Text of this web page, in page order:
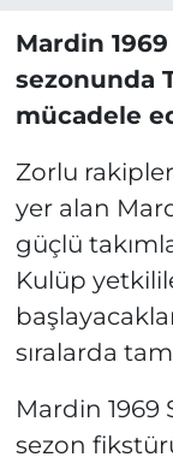
Mardin
sezonunda
mücadele
Zorlu
yer alan
güçlü
Kulüp
sıralarda
Mardin 1969
sezon